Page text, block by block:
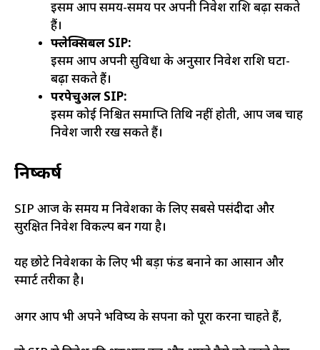
इसमें आप समय-समय पर अपनी निवेश राशि बढ़ा सकते
हैं।
फ्लेक्सिबल SIP:
इसमें आप अपनी सुविधा के अनुसार निवेश राशि घटा-
बढ़ा सकते हैं।
परपेचुअल SIP:
इसमें कोई निश्चित समाप्ति तिथि नहीं होती, आप जब चाहें
निवेश जारी रख सकते हैं।
निष्कर्ष
SIP आज के समय में निवेशकों के लिए सबसे पसंदीदा और
सुरक्षित निवेश विकल्प बन गया है।
यह छोटे निवेशकों के लिए भी बड़ा फंड बनाने का आसान और
स्मार्ट तरीका है।
अगर आप भी अपने भविष्य के सपनों को पूरा करना चाहते हैं,